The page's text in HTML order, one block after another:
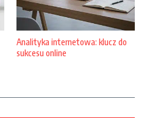
Analityka internetowa: klucz do
sukcesu online